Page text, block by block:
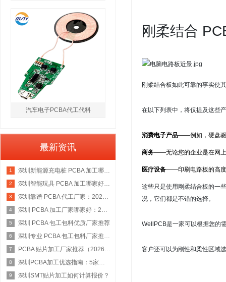
刚柔结合
刚柔结合板如此可靠的事实使
在以下列表中， 将仅提及这些
消费电子产品——例如，硬盘驱
商务——无论您的企业是在网上
医疗设备——印刷电路板的高度
这些只是使用刚柔结合板的一
况，它们都是不错的选择。
WellPCB是一家可以根据您的
客户还可以为刚性和柔性区域
汽车电子PCBA代工代料
最新资讯
1 深圳新能源充电桩 PCBA 加工哪家好：2026 权威选型指南
2 深圳智能玩具 PCBA 加工哪家好：2026 权威选型指南
3 深圳靠谱 PCBA 代工厂家：2026 年权威选型指南
4 深圳 PCBA 加工厂家哪家好：2026 权威选型指南
5 深圳 PCBA 包工包料优质厂家推荐
6 深圳专业 PCBA 包工包料厂家推荐：2026 年权威选型指南
7 PCBA 贴片加工厂家推荐（2026 权威指南）
8 深圳PCBA加工优选指南：5家具备IATF 16949资质的源头工厂深度盘点
9 深圳SMT贴片加工如何计算报价？